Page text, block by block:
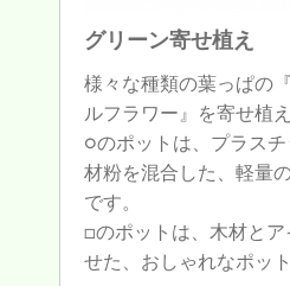
グリーン寄せ植え
様々な種類の葉っぱの
ルフラワー』を寄せ植
○のポットは、プラス
材粉を混合した、軽量
です。
□のポットは、木材と
せた、おしゃれなポット